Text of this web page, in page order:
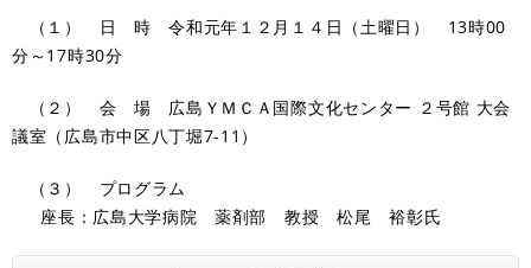
（１） 日 時 令和元年１２月１４日（土曜日） 13時00
分～17時30分
（２） 会 場 広島ＹＭＣＡ国際文化センター ２号館 大会
議室（広島市中区八丁堀7-11）
（３） プログラム
座長：広島大学病院 薬剤部 教授 松尾 裕彰氏